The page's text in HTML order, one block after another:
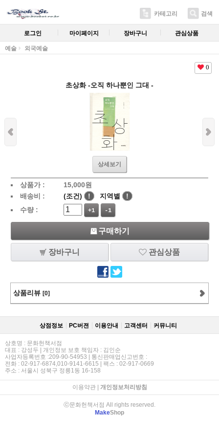
카테고리 검색
로그인 마이페이지 장바구니 관심상품
예술 외국예술
0
초상화 -오직 하나뿐인 그대 -
상세보기
상품가 : 15,000원
배송비 :
(조건) ! 지역별
!
수량 :
+1 -1
구매하기
장바구니 관심상품
상품리뷰 [0]
상점정보 PC버젼 이용안내 고객센터 커뮤니티
상호명 : 문화헌책서점
대표 : 강성두 | 개인정보 보호 책임자 : 김인순
사업자등록번호 :209-90-54953 | 통신판매업신고번호 :
전화 : 02-917-6874,010-9141-6615 | 팩스 : 02-917-0669
주소 : 서울시 성북구 정릉1동 16-158
이용약관| 개인정보처리방침
ⓒ문화헌책서점 All rights reserved.
MakeShop